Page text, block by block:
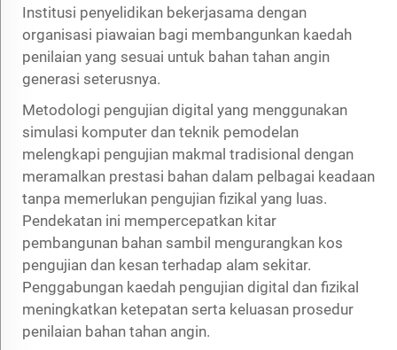
Institusi penyelidikan bekerjasama dengan
organisasi piawaian bagi membangunkan kaedah
penilaian yang sesuai untuk bahan tahan angin
generasi seterusnya.
Metodologi pengujian digital yang menggunakan
simulasi komputer dan teknik pemodelan
melengkapi pengujian makmal tradisional dengan
meramalkan prestasi bahan dalam pelbagai keadaan
tanpa memerlukan pengujian fizikal yang luas.
Pendekatan ini mempercepatkan kitar
pembangunan bahan sambil mengurangkan kos
pengujian dan kesan terhadap alam sekitar.
Penggabungan kaedah pengujian digital dan fizikal
meningkatkan ketepatan serta keluasan prosedur
penilaian bahan tahan angin.